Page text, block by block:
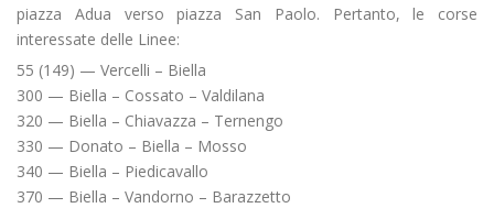
piazza Adua verso piazza San Paolo. Pertanto, le corse
interessate delle Linee:
55 (149) — Vercelli – Biella
300 — Biella – Cossato – Valdilana
320 — Biella – Chiavazza – Ternengo
330 — Donato – Biella – Mosso
340 — Biella – Piedicavallo
370 — Biella – Vandorno – Barazzetto